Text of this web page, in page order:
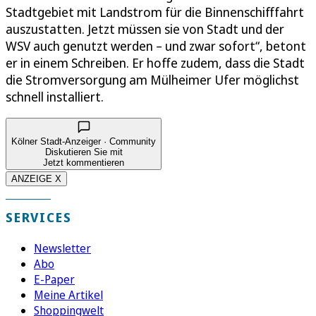
Stadtgebiet mit Landstrom für die Binnenschifffahrt
auszustatten. Jetzt müssen sie von Stadt und der
WSV auch genutzt werden – und zwar sofort“, betont
er in einem Schreiben. Er hoffe zudem, dass die Stadt
die Stromversorgung am Mülheimer Ufer möglichst
schnell installiert.
Kölner Stadt-Anzeiger · Community
Diskutieren Sie mit
Jetzt kommentieren
ANZEIGE X
SERVICES
Newsletter
Abo
E-Paper
Meine Artikel
Shoppingwelt